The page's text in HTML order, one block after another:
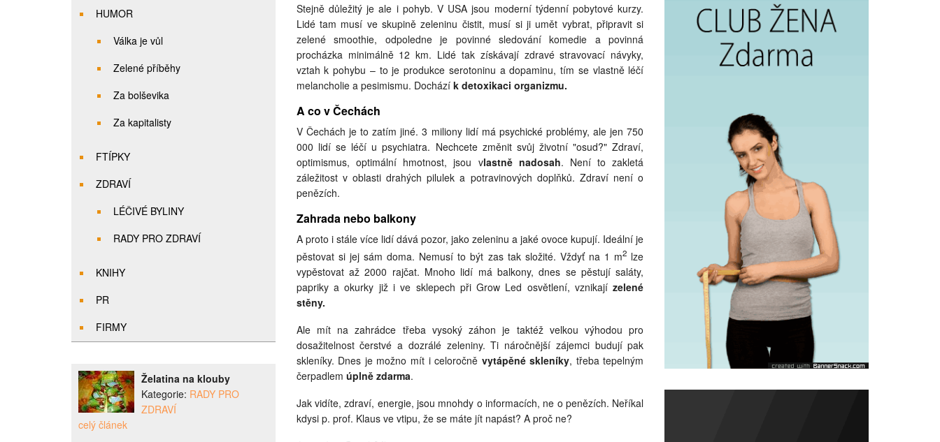
HUMOR
Válka je vůl
Zelené příběhy
Za bolševika
Za kapitalisty
FTÍPKY
ZDRAVÍ
LÉČIVÉ BYLINY
RADY PRO ZDRAVÍ
KNIHY
PR
FIRMY
Želatina na klouby
Kategorie: RADY PRO
ZDRAVÍ
celý článek
Stejně důležitý je ale i pohyb. V USA jsou moderní týdenní pobytové kurzy.
Lidé tam musí ve skupině zeleninu čistit, musí si ji umět vybrat, připravit si
zelené smoothie, odpoledne je povinné sledování komedie a povinná
procházka minimálně 12 km. Lidé tak získávají zdravé stravovací návyky,
vztah k pohybu – to je produkce serotoninu a dopaminu, tím se vlastně léčí
melancholie a pesimismu. Dochází k detoxikaci organizmu.
A co v Čechách
V Čechách je to zatím jiné. 3 miliony lidí má psychické problémy, ale jen 750
000 lidí se léčí u psychiatra. Nechcete změnit svůj životní "osud?" Zdraví,
optimismus, optimální hmotnost, jsou vlastně nadosah. Není to zakletá
záležitost v oblasti drahých pilulek a potravinových doplňků. Zdraví není o
penězích.
Zahrada nebo balkony
A proto i stále více lidí dává pozor, jako zeleninu a jaké ovoce kupují. Ideální je
pěstovat si jej sám doma. Nemusí to být zas tak složité. Vždyť na 1 m2 lze
vypěstovat až 2000 rajčat. Mnoho lidí má balkony, dnes se pěstují saláty,
papriky a okurky již i ve sklepech při Grow Led osvětlení, vznikajízelené
stěny.
Ale mít na zahrádce třeba vysoký záhon je taktéž velkou výhodou pro
dosažitelnost čerstvé a dozrálé zeleniny. Ti náročnější zájemci budují pak
skleníky. Dnes je možno mít i celoročně vytápěné skleníky, třeba tepelným
čerpadlem úplně zdarma.
Jak vidíte, zdraví, energie, jsou mnohdy o informacích, ne o penězích. Neříkal
kdysi p. prof. Klaus ve vtipu, že se máte jít napást? A proč ne?